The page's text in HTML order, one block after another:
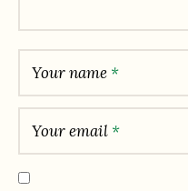
Your name *
Your email *